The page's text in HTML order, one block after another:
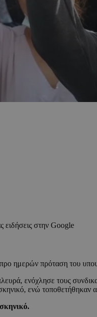
ειδήσεις στην Google
ημερών πρόταση του
ενόχλησε τους
ενώ τοποθετήθηκαν